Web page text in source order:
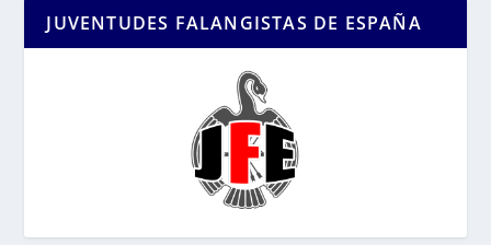
JUVENTUDES FALANGISTAS DE ESPAÑA